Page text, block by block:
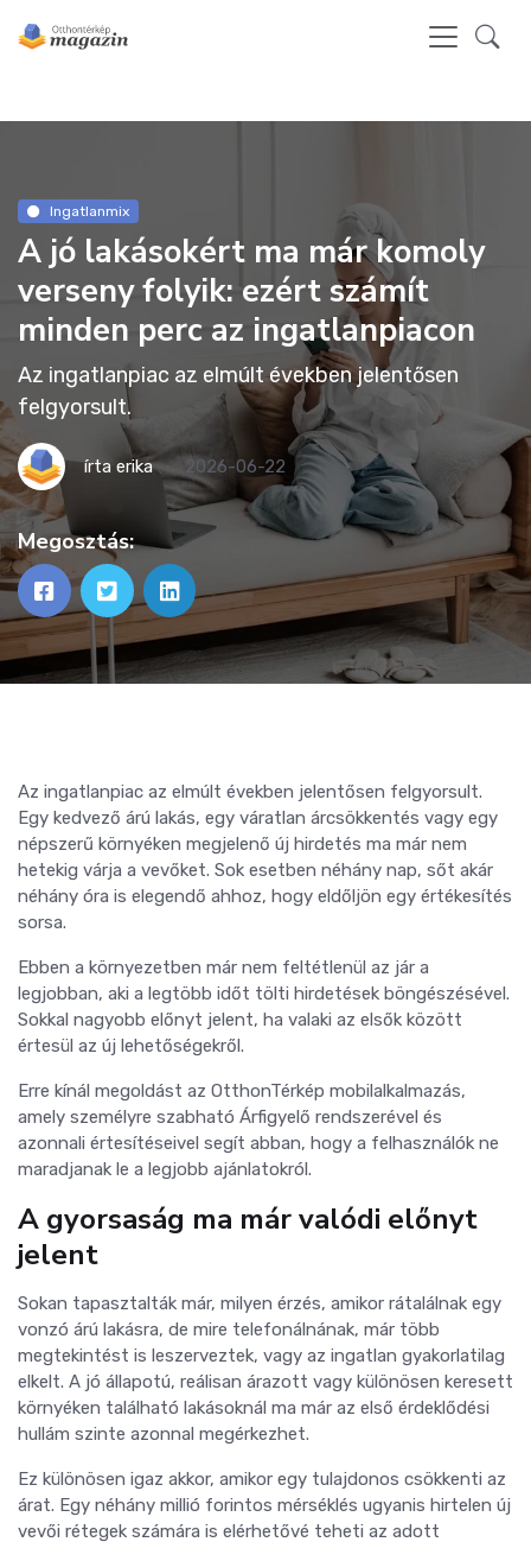
Ingatlanmix
A jó lakásokért ma már komoly
verseny folyik: ezért számít
minden perc az ingatlanpiacon
Az ingatlanpiac az elmúlt években jelentősen
felgyorsult.
írta erika 2026-06-22
Megosztás:
Az ingatlanpiac az elmúlt években jelentősen felgyorsult.
Egy kedvező árú lakás, egy váratlan árcsökkentés vagy egy
népszerű környéken megjelenő új hirdetés ma már nem
hetekig várja a vevőket. Sok esetben néhány nap, sőt akár
néhány óra is elegendő ahhoz, hogy eldőljön egy értékesítés
sorsa.
Ebben a környezetben már nem feltétlenül az jár a
legjobban, aki a legtöbb időt tölti hirdetések böngészésével.
Sokkal nagyobb előnyt jelent, ha valaki az elsők között
értesül az új lehetőségekről.
Erre kínál megoldást az OtthonTérkép mobilalkalmazás,
amely személyre szabható Árfigyelő rendszerével és
azonnali értesítéseivel segít abban, hogy a felhasználók ne
maradjanak le a legjobb ajánlatokról.
A gyorsaság ma már valódi előnyt
jelent
Sokan tapasztalták már, milyen érzés, amikor rátalálnak egy
vonzó árú lakásra, de mire telefonálnának, már több
megtekintést is leszerveztek, vagy az ingatlan gyakorlatilag
elkelt. A jó állapotú, reálisan árazott vagy különösen keresett
környéken található lakásoknál ma már az első érdeklődési
hullám szinte azonnal megérkezhet.
Ez különösen igaz akkor, amikor egy tulajdonos csökkenti az
árat. Egy néhány millió forintos mérséklés ugyanis hirtelen új
vevői rétegek számára is elérhetővé teheti az adott